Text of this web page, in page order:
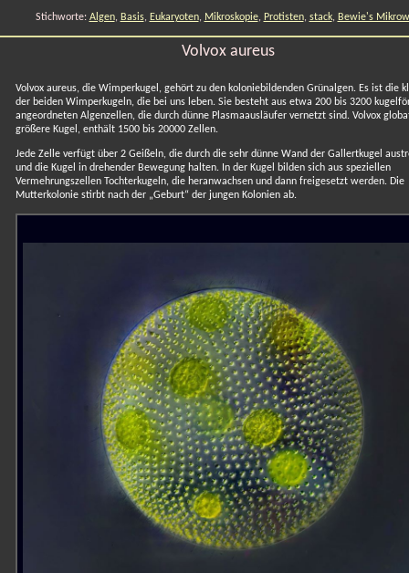
Stichworte: Algen, Basis, Eukaryoten, Mikroskopie, Protisten, stack, Bewie's
Volvox aureus
Volvox aureus, die Wimperkugel, gehört zu den koloniebildenden Grünalgen. Es ist die
der beiden Wimperkugeln, die bei uns leben. Sie besteht aus etwa 200 bis 3200
angeordneten Algenzellen, die durch dünne Plasmaausläufer vernetzt sind. Volvox
größere Kugel, enthält 1500 bis 20000 Zellen.
Jede Zelle verfügt über 2 Geißeln, die durch die sehr dünne Wand der Gallertkugel
und die Kugel in drehender Bewegung halten. In der Kugel bilden sich aus speziellen
Vermehrungszellen Tochterkugeln, die heranwachsen und dann freigesetzt werden. Die
Mutterkolonie stirbt nach der „Geburt“ der jungen Kolonien ab.